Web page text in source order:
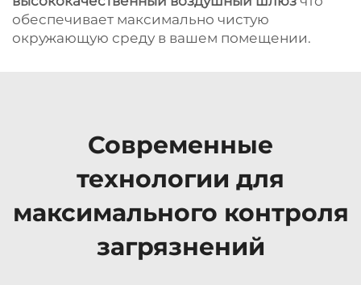
обеспечивает максимально чистую
окружающую среду в вашем помещении.
Современные
технологии для
максимального контроля
загрязнений